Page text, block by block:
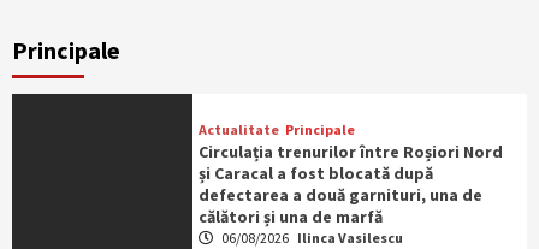
Principale
Actualitate Principale
Circulația trenurilor între Roșiori Nord
și Caracal a fost blocată după
defectarea a două garnituri, una de
călători și una de marfă
06/08/2026 Ilinca Vasilescu